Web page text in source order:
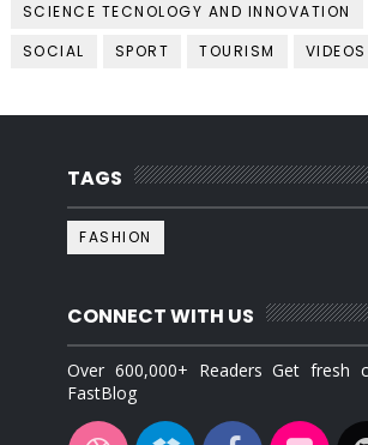
SCIENCE TECNOLOGY AND INNOVATION
SOCIAL
SPORT TOURISM VIDEOS
TAGS
FASHION
CONNECT WITH US
Over 600,000+ Readers Get fresh
FastBlog